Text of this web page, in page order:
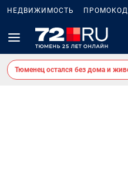
НЕДВИЖИМОСТЬ
Тюменец остался без дома и